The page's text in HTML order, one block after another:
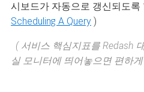
시보드가 자동으로 갱신되도록
Scheduling A Query )
( 서비스 핵심지표를 Redash
실 모니터에 띄어놓으면 편하